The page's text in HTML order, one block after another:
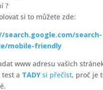
?
si to můžete zde:
search.google.com/search-
mobile-friendly
www adresu vašich
a TADYsi přečíst, proč je